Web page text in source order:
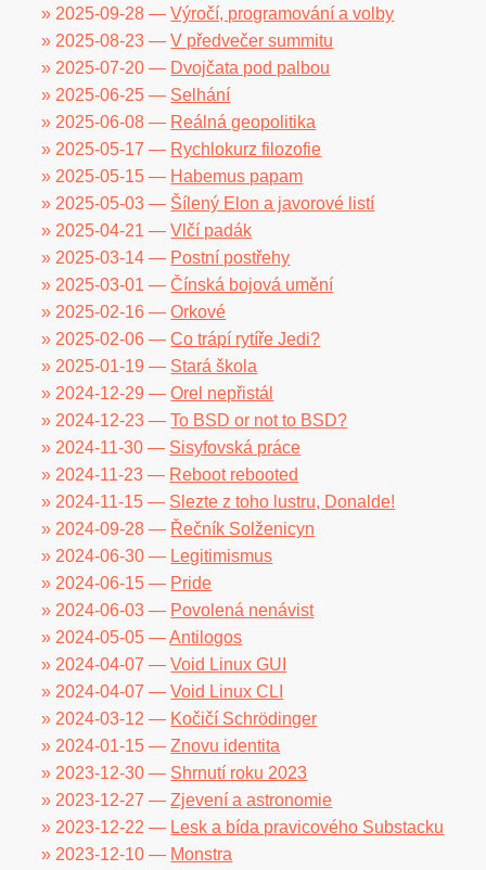
» 2025-09-28 —Výročí, programování a volby
» 2025-08-23 —V předvečer summitu
» 2025-07-20 — Dvojčata pod palbou
» 2025-06-25 — Selhání
» 2025-06-08 — Reálná geopolitika
» 2025-05-17 — Rychlokurz filozofie
» 2025-05-15 — Habemus papam
» 2025-05-03 — Šílený Elon a javorové listí
» 2025-04-21 —Vlčí padák
» 2025-03-14 — Postní postřehy
» 2025-03-01 —Čínská bojová umění
» 2025-02-16 —Orkové
» 2025-02-06 —Co trápí rytíře Jedi?
» 2025-01-19 — Stará škola
» 2024-12-29 —Orel nepřistál
» 2024-12-23 —To BSD or not to BSD?
» 2024-11-30 — Sisyfovská práce
» 2024-11-23 — Reboot rebooted
» 2024-11-15 — Slezte z toho lustru, Donalde!
» 2024-09-28 — Řečník Solženicyn
» 2024-06-30 — Legitimismus
» 2024-06-15 — Pride
» 2024-06-03 — Povolená nenávist
» 2024-05-05 —Antilogos
» 2024-04-07 —Void Linux GUI
» 2024-04-07 —Void Linux CLI
» 2024-03-12 — Kočičí Schrödinger
» 2024-01-15 —Znovu identita
» 2023-12-30 — Shrnutí roku 2023
» 2023-12-27 —Zjevení a astronomie
» 2023-12-22 — Lesk a bída pravicového Substacku
» 2023-12-10 — Monstra